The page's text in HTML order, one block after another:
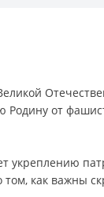
от
укреплению
как важны